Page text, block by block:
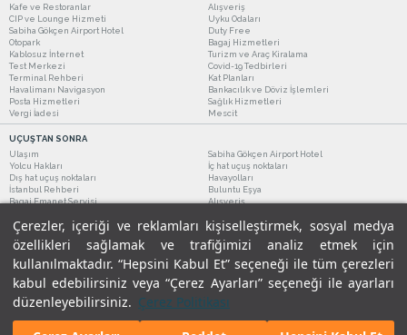
Çerezler, içeriği ve reklamları kişiselleştirmek, sosyal medya
özellikleri sağlamak ve trafiğimizi analiz etmek için
kullanılmaktadır. “Hepsini Kabul Et” seçeneği ile tüm çerezleri
kabul edebilirsiniz veya “Çerez Ayarları” seçeneği ile ayarları
düzenleyebilirsiniz. Çerez Politikası
Kafe ve Restoranlar
Alışveriş
CIP ve Lounge Hizmeti
Uyku Odaları
Sabiha Gökçen Airport Hotel
Duty Free
Otopark
Bagaj Hizmetleri
Kablosuz İnternet
Turizm ve Araç Kiralama
Test Merkezi
Covid-19 Tedbirleri
Terminal Rehberi
Kat Planları
Havalimanı Navigasyon
Bankacılık ve Döviz İşlemleri
Posta Hizmetleri
Sağlık Hizmetleri
Vergi İadesi
Mescit
UÇUŞTAN SONRA
Ulaşım
Sabiha Gökçen Airport Hotel
Yolcu Hakları
İç hat uçuş noktaları
Dış hat uçuş noktaları
Havayolları
İstanbul Rehberi
Buluntu Eşya
Bagaj Emanet Servisi
Alışveriş